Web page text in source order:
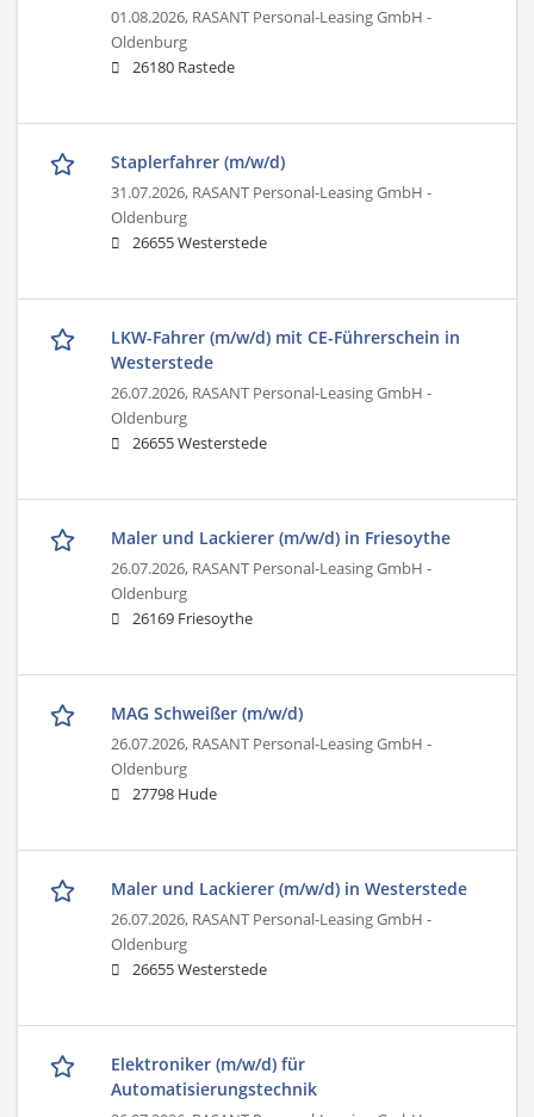
01.08.2026, RASANT Personal-Leasing GmbH -
Oldenburg
26180 Rastede
Staplerfahrer (m/w/d)
31.07.2026, RASANT Personal-Leasing GmbH -
Oldenburg
26655 Westerstede
LKW-Fahrer (m/w/d) mit CE-Führerschein in
Westerstede
26.07.2026, RASANT Personal-Leasing GmbH -
Oldenburg
26655 Westerstede
Maler und Lackierer (m/w/d) in Friesoythe
26.07.2026, RASANT Personal-Leasing GmbH -
Oldenburg
26169 Friesoythe
MAG Schweißer (m/w/d)
26.07.2026, RASANT Personal-Leasing GmbH -
Oldenburg
27798 Hude
Maler und Lackierer (m/w/d) in Westerstede
26.07.2026, RASANT Personal-Leasing GmbH -
Oldenburg
26655 Westerstede
Elektroniker (m/w/d) für
Automatisierungstechnik